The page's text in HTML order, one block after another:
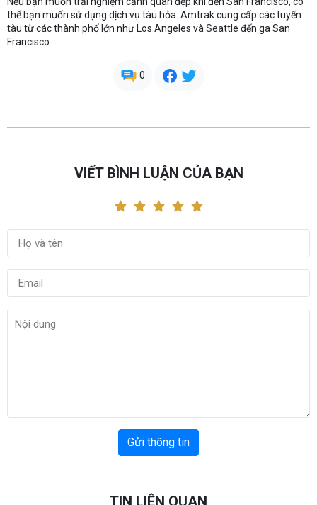
thể bạn muốn sử dụng dịch vụ tàu hỏa. Amtrak cung cấp các tuyến
tàu từ các thành phố lớn như Los Angeles và Seattle đến ga San
Francisco.
0
VIẾT BÌNH LUẬN CỦA BẠN
Gửi thông tin
TIN LIÊN QUAN